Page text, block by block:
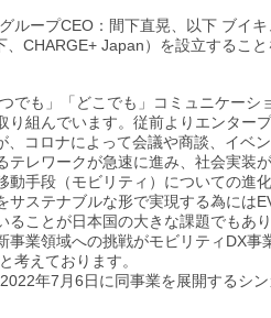
ープCEO：間下直晃、以下 ブイ
CHARGE+ Japan）を設立すること
でも」「どこでも」コミュニケーシ
組んでいます。従前よりエンター
コロナによって会議や商談、イベ
レワークが急速に進み、社会実装
手段（モビリティ）についての進
ステナブルな形で実現する為には
ことが日本国の大きな課題でもあ
業領域への挑戦がモビリティDX
考えております。
年7月6日に同事業を展開するシ